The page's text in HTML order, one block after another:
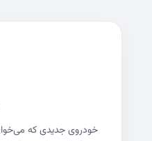
خودروی جدیدی که